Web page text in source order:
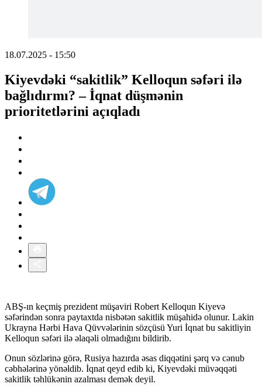
18.07.2025 - 15:50
Kiyevdəki “sakitlik” Kelloqun səfəri ilə
bağlıdırmı? – İqnat düşmənin
prioritetlərini açıqladı
ABŞ-ın keçmiş prezident müşaviri Robert Kelloqun Kiyevə
səfərindən sonra paytaxtda nisbətən sakitlik müşahidə olunur. Lakin
Ukrayna Hərbi Hava Qüvvələrinin sözçüsü Yuri İqnat bu sakitliyin
Kelloqun səfəri ilə əlaqəli olmadığını bildirib.
Onun sözlərinə görə, Rusiya hazırda əsas diqqətini şərq və cənub
cəbhələrinə yönəldib. İqnat qeyd edib ki, Kiyevdəki müvəqqəti
sakitlik təhlükənin azalması demək deyil.